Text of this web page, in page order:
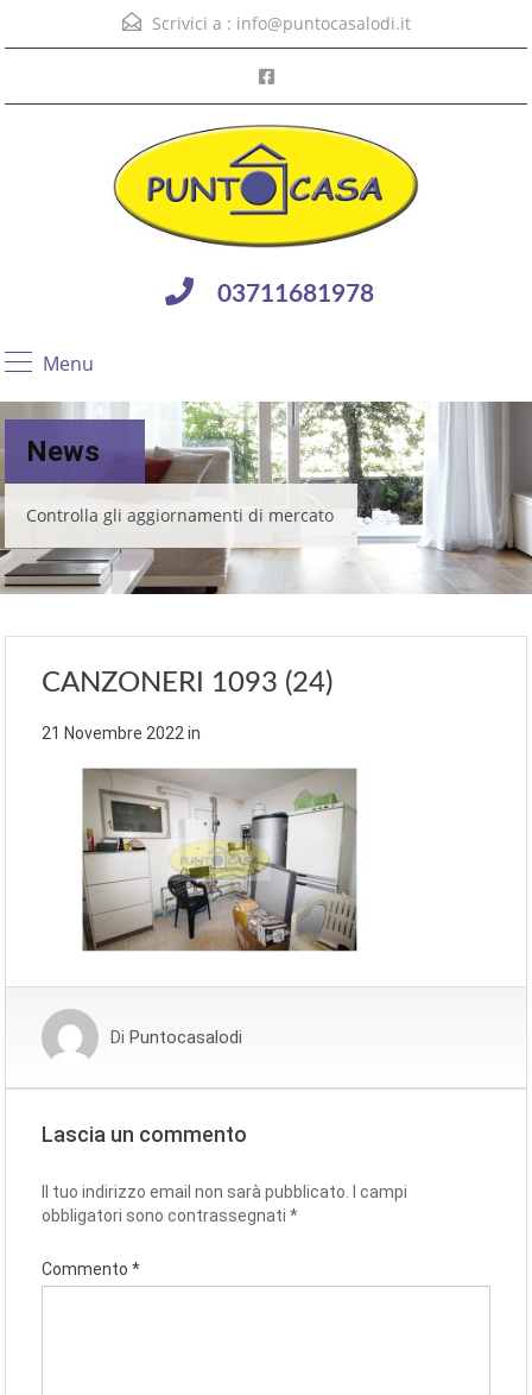
Scrivici a : info@puntocasalodi.it
03711681978
Menu
News
Controlla gli aggiornamenti di mercato
CANZONERI 1093 (24)
21 Novembre 2022 in
Di Puntocasalodi
Lascia un commento
Il tuo indirizzo email non sarà pubblicato. I campi
obbligatori sono contrassegnati *
Commento *